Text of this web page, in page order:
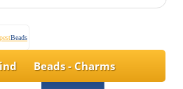
Beads
Beads - Charms